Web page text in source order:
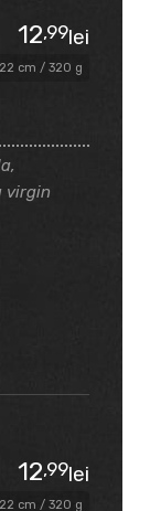
cm / 320 g
12,99lei
virgin
cm / 320 g
12,99lei